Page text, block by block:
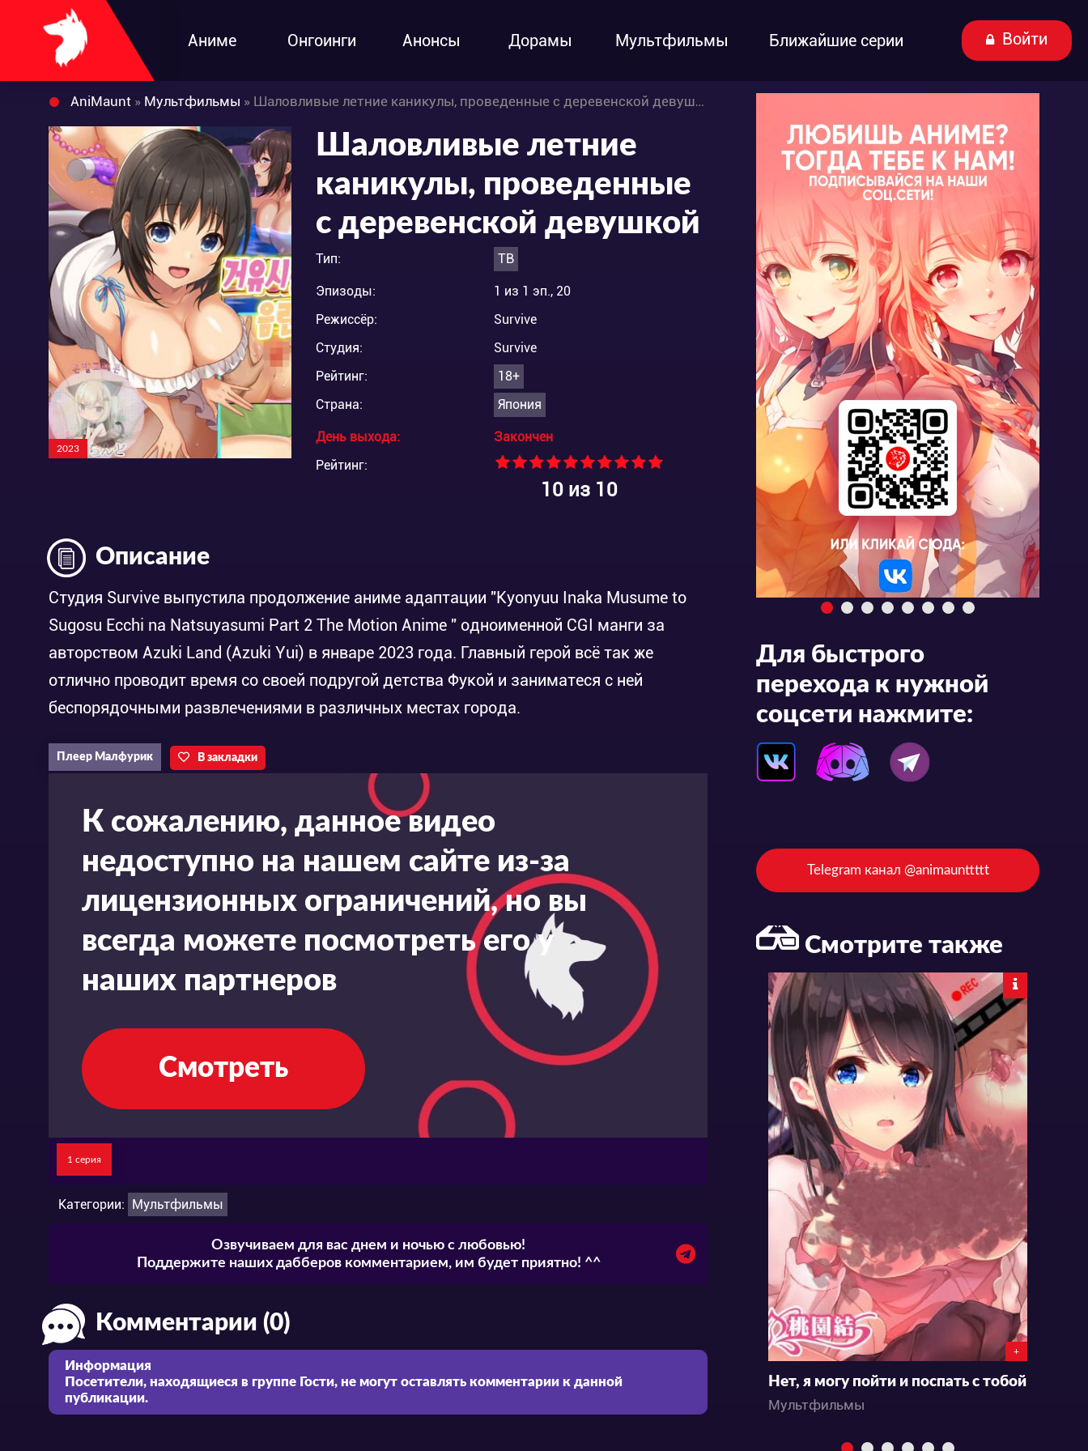
Аниме Онгоинги Анонсы Дорамы Мультфильмы Ближайшие серии Войти
AniMaunt » Мультфильмы » Шаловливые летние каникулы, проведенные с деревенской девушкой
2023
Шаловливые летние
каникулы, проведенные
с деревенской девушкой
Тип: ТВ
Эпизоды:
1 из 1 эп., 20
Режиссёр:
Survive
Студия:
Survive
Рейтинг:
18+
Страна:
Япония
День выхода:
Закончен
Рейтинг:
10из 10
Описание
Студия Survive выпустила продолжение аниме адаптации "Kyonyuu Inaka Musume to
Sugosu Ecchi na Natsuyasumi Part 2 The Motion Anime " одноименной CGI манги за
авторством Azuki Land (Azuki Yui) в январе 2023 года. Главный герой всё так же
отлично проводит время со своей подругой детства Фукой и заниматеся с ней
беспорядочными развлечениями в различных местах города.
Плеер Малфурик В закладки
К сожалению, данное видео
недоступно на нашем сайте из-за
лицензионных ограничений, но вы
всегда можете посмотреть его у
наших партнеров
Смотреть
1 серия
Категории: Мультфильмы
Озвучиваем для вас днем и ночью с любовью!
Поддержите наших дабберов комментарием, им будет приятно! ^^
Комментарии (0)
Информация
Посетители, находящиеся в группе Гости, не могут оставлять комментарии к данной
публикации.
Для быстрого
перехода к нужной
соцсети нажмите:
Telegram канал @animaunttttt
Смотрите также
+
Нет, я могу пойти и поспать с тобой
Мультфильмы